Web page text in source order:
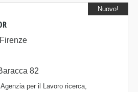
Firenze
82
per il Lavoro ricerca,
Nuovo!